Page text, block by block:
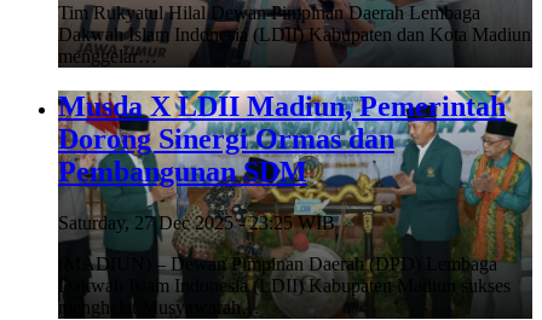
Tim Rukyatul Hilal Dewan Pimpinan Daerah Lembaga
Dakwah Islam Indonesia (LDII) Kabupaten dan Kota Madiun
menggelar…
Musda X LDII Madiun, Pemerintah
Dorong Sinergi Ormas dan
Pembangunan SDM
Saturday, 27 Dec 2025 - 23:25 WIB
(MADIUN) – Dewan Pimpinan Daerah (DPD) Lembaga
Dakwah Islam Indonesia (LDII) Kabupaten Madiun sukses
menghelat Musyawarah…